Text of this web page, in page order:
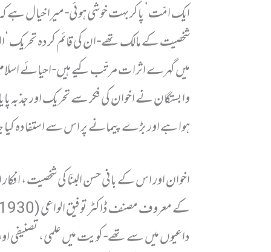
ایک امّت’ پاکر بہت خوشی ہوئی- میرا خیال ہے
شخصیت کے مالک تھے- ان کی قائم کردہ تحریک
میں گہرے اثرات مرتّب کیے ہیں- احیائے
وابستگان نے اخوان کی فکر سے تحریک اور جذبہ
ہوا ہے اور بڑے پیمانے پر اس سے استفادہ
اخوان اور اس کے بانی حسن البنّا کی شخصیت ،
داعیوں میں سے تھے- کویت میں علمی، تصنیفی